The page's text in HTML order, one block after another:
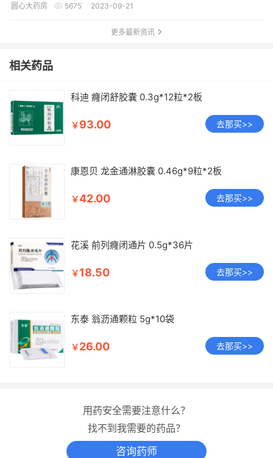
圆心大药房 5675 2023-09-21
更多最新资讯
相关药品
科迪 癃闭舒胶囊 0.3g*12粒*2板
￥93.00 去那买>>
康恩贝 龙金通淋胶囊 0.46g*9粒*2板
￥42.00 去那买>>
花溪 前列癃闭通片 0.5g*36片
￥18.50 去那买>>
东泰 翁沥通颗粒 5g*10袋
￥26.00 去那买>>
用药安全需要注意什么？
找不到我需要的药品？
咨询药师